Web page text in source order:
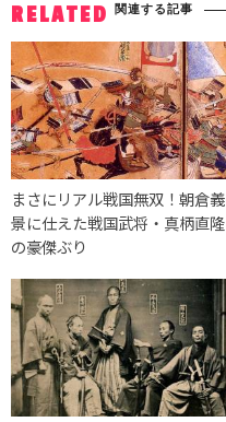
RELATED 関連する記事
まさにリアル戦国無双！朝倉義
景に仕えた戦国武将・真柄直隆
の豪傑ぶり